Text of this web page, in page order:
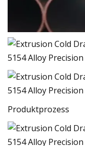
Produktprozess